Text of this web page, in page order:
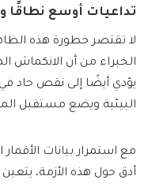
تداعيات أوسع نطاقًا
لا تقتصر خطورة هذه
الخبراء من أن الانكماش
يؤدي أيضًا إلى نقص حاد في
البيئية ويضع مستقبل
مع استمرار بيانات
أدق حول هذه الأزمة،